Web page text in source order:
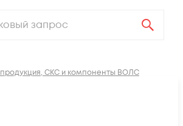
продукция, СКС и компоненты ВОЛС